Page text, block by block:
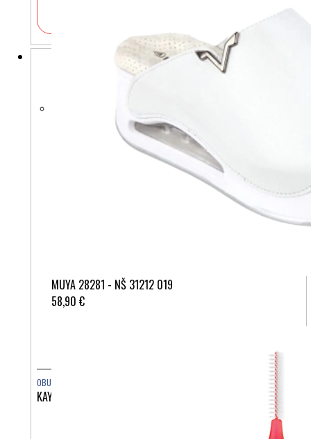
MUYA 28281 - NŠ 31212 019
58,90 €
OBUTEV
KAY SL 1016663